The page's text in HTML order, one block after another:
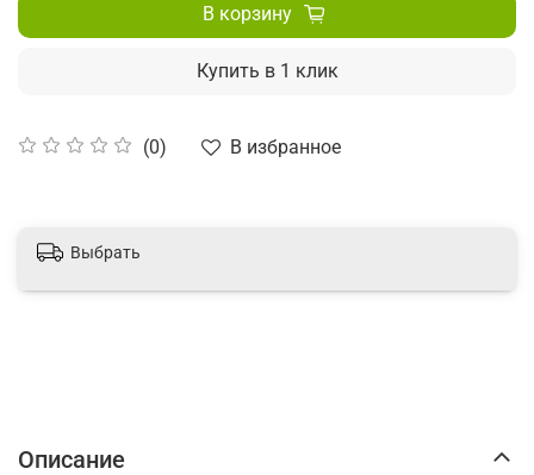
(0) В избранное
В корзину
Купить в 1 клик
Выбрать
Описание